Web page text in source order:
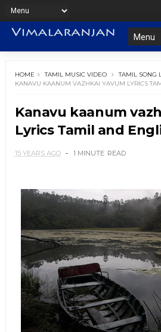
HOME TAMIL MUSIC VIDEO TAMIL SONG
KANAVU KAANUM VAZHKAI YAVUM LYRICS
Kanavu kaanum
Lyrics Tamil and
15 YEARS AGO 1 MINUTE READ